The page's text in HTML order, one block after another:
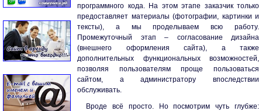
программного кода. На этом этапе заказчик только
предоставляет материалы (фотографии, картинки и
тексты), а мы проделываем всю работу.
Промежуточный этап – согласование дизайна
(внешнего оформления сайта), а также
дополнительных функциональных возможностей,
позволяя пользователям проще пользоваться
сайтом, а администратору впоследствии
обслуживать.
Вроде всё просто. Но посмотрим чуть глубже: